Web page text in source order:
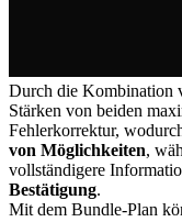
Durch die Kombination
Stärken von beiden
Fehlerkorrektur,
von Möglichkeiten,
vollständigere
Bestätigung.
Mit dem Bundle-Plan